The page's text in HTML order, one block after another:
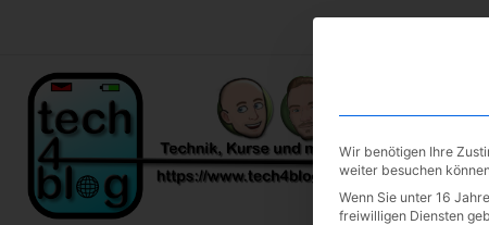
Wir benötigen Ihre
weiter besuchen
Wenn Sie unter 16
freiwilligen Diensten